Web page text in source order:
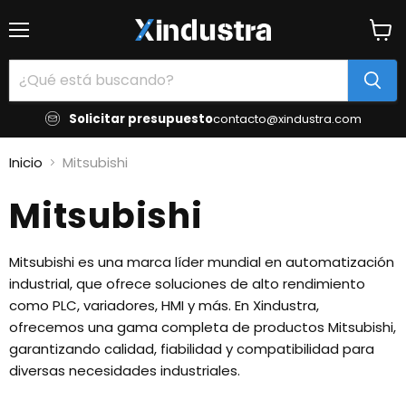
Solicitar presupuestocontacto@xindustra.com
Inicio Mitsubishi
Mitsubishi
Mitsubishi es una marca líder mundial en automatización
industrial, que ofrece soluciones de alto rendimiento
como PLC, variadores, HMI y más. En Xindustra,
ofrecemos una gama completa de productos Mitsubishi,
garantizando calidad, fiabilidad y compatibilidad para
diversas necesidades industriales.